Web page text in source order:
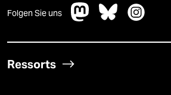
Folgen Sie uns
Ressorts